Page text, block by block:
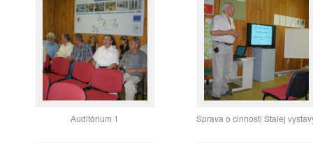
Auditórium 1 Sprava o cinnosti Stalej